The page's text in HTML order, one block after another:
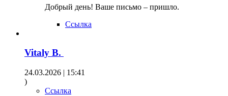
Добрый день! Ваше письмо – пришло.
Ссылка
Vitaly B.
24.03.2026 | 15:41
)
Ссылка